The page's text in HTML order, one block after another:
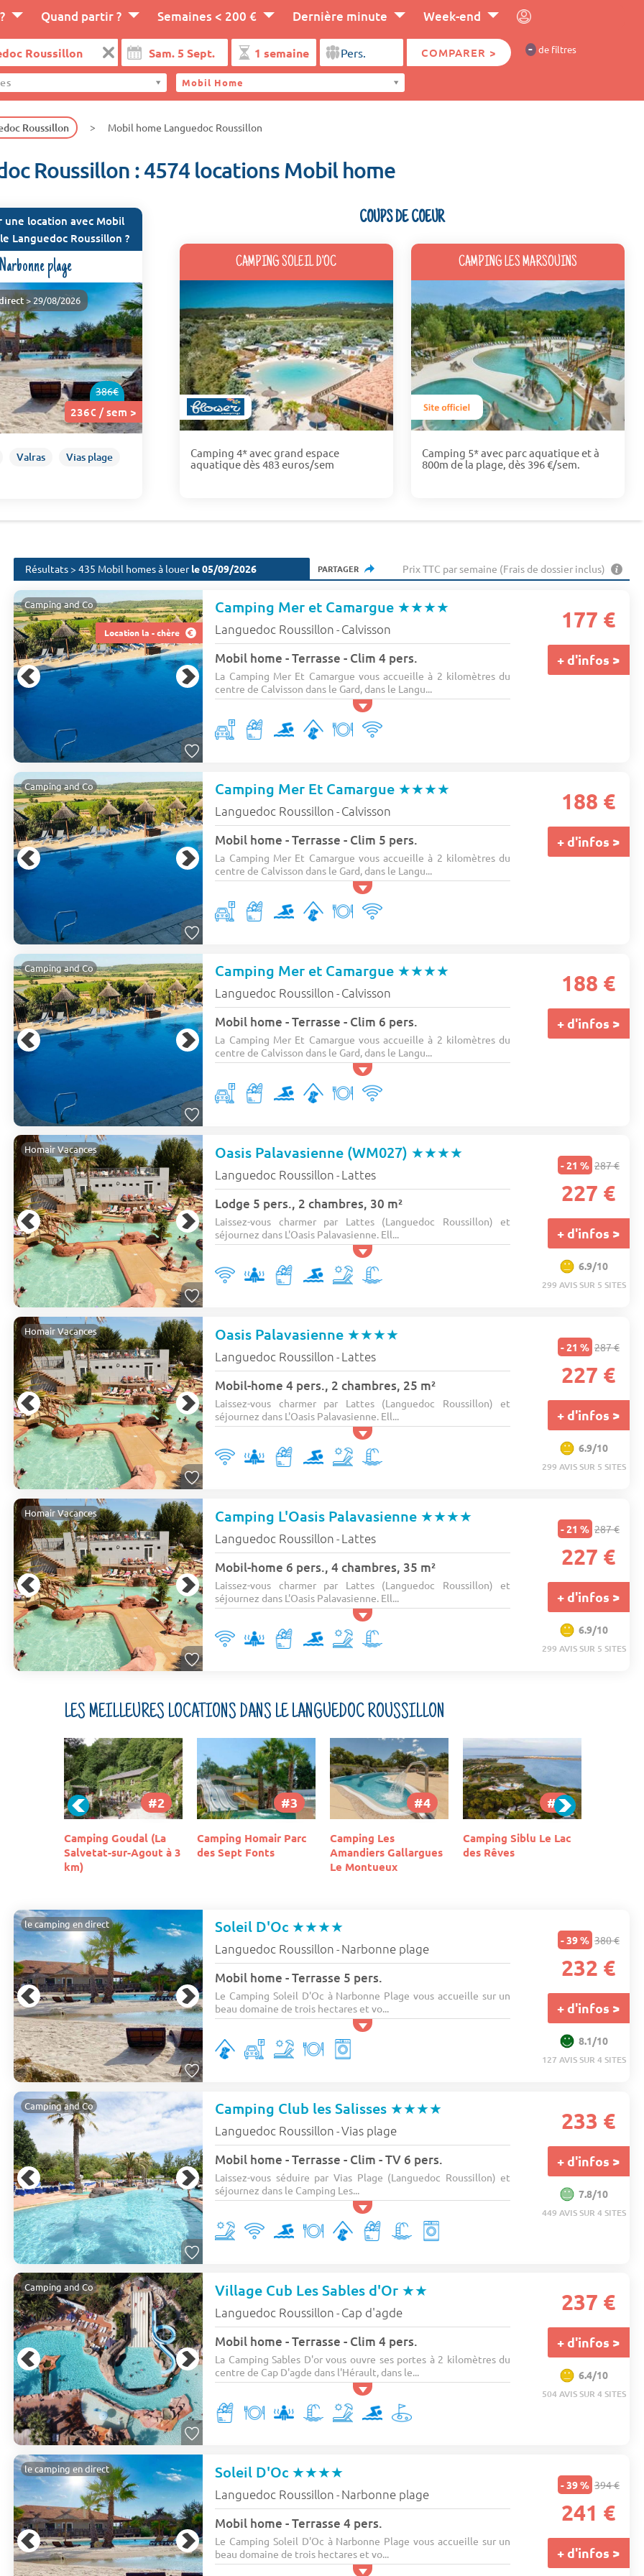
Quand partir ? Semaines < 200 € Dernière minute Week-end
COMPARER > - de filtres
Mobil Home
Roussillon Mobil home Languedoc Roussillon
Roussillon : 4574 locations Mobil home
une location avec Mobil
Languedoc Roussillon ?
Narbonne plage
386€
236€ / sem >
> 29/08/2026
Valras Vias plage
COUPS DE COEUR
CAMPING SOLEIL D'OC
Camping 4* avec grand espace
aquatique dès 483 euros/sem
CAMPING LES MARSOUINS
Camping 5* avec parc aquatique et à
800m de la plage, dès 396 €/sem.
Résultats > 435 Mobil homes à louerle 05/09/2026 PARTAGER Prix TTC par semaine (Frais de dossier inclus)
Location la - chère
Camping and Co Camping Mer et Camargue ★★★★
Languedoc Roussillon - Calvisson
Mobil home - Terrasse - Clim 4 pers.
La Camping Mer Et Camargue vous accueille à 2 kilomètres du
centre de Calvisson dans le Gard, dans le Langu...
177 €
+ d'infos >
Camping and Co Camping Mer Et Camargue ★★★★
Languedoc Roussillon - Calvisson
Mobil home - Terrasse - Clim 5 pers.
La Camping Mer Et Camargue vous accueille à 2 kilomètres du
centre de Calvisson dans le Gard, dans le Langu...
188 €
+ d'infos >
Camping and Co Camping Mer et Camargue ★★★★
Languedoc Roussillon - Calvisson
Mobil home - Terrasse - Clim 6 pers.
La Camping Mer Et Camargue vous accueille à 2 kilomètres du
centre de Calvisson dans le Gard, dans le Langu...
188 €
+ d'infos >
Homair Vacances Oasis Palavasienne (WM027) ★★★★
Languedoc Roussillon - Lattes
Lodge 5 pers., 2 chambres, 30 m²
Laissez-vous charmer par Lattes (Languedoc Roussillon) et
séjournez dans L'Oasis Palavasienne. Ell...
- 21 % 287 €
227 €
+ d'infos >
6.9/10
299 AVIS SUR 5 SITES
Homair Vacances Oasis Palavasienne ★★★★
Languedoc Roussillon - Lattes
Mobil-home 4 pers., 2 chambres, 25 m²
Laissez-vous charmer par Lattes (Languedoc Roussillon) et
séjournez dans L'Oasis Palavasienne. Ell...
- 21 % 287 €
227 €
+ d'infos >
6.9/10
299 AVIS SUR 5 SITES
Homair Vacances Camping L'Oasis Palavasienne ★★★★
Languedoc Roussillon - Lattes
Mobil-home 6 pers., 4 chambres, 35 m²
Laissez-vous charmer par Lattes (Languedoc Roussillon) et
séjournez dans L'Oasis Palavasienne. Ell...
- 21 % 287 €
227 €
+ d'infos >
6.9/10
299 AVIS SUR 5 SITES
LES MEILLEURES LOCATIONS DANS LE LANGUEDOC ROUSSILLON
(La
à 3
#3
Camping Homair Parc
des Sept Fonts
#4
Camping Les
Amandiers Gallargues
#5
Camping Siblu Le Lac
des Rêves
#6
Camping Les Sablons
le camping en direct Soleil D'Oc ★★★★
Languedoc Roussillon - Narbonne plage
Mobil home - Terrasse 5 pers.
Le Camping Soleil D'Oc à Narbonne Plage vous accueille sur un
beau domaine de trois hectares et vo...
- 39 % 380 €
232 €
+ d'infos >
8.1/10
127 AVIS SUR 4 SITES
Camping and Co Camping Club les Salisses ★★★★
Languedoc Roussillon -Vias plage
Mobil home - Terrasse - Clim - TV 6 pers.
Laissez-vous séduire par Vias Plage (Languedoc Roussillon) et
séjournez dans le Camping Les...
233 €
+ d'infos >
7.8/10
449 AVIS SUR 4 SITES
Camping and Co Village Cub Les Sables d'Or ★★
Languedoc Roussillon - Cap d'agde
Mobil home - Terrasse - Clim 4 pers.
La Camping Sables D'or vous ouvre ses portes à 2 kilomètres du
centre de Cap D'agde dans l'Hérault, dans le...
237 €
+ d'infos >
6.4/10
504 AVIS SUR 4 SITES
le camping en direct Soleil D'Oc ★★★★
Languedoc Roussillon - Narbonne plage
Mobil home - Terrasse 4 pers.
Le Camping Soleil D'Oc à Narbonne Plage vous accueille sur un
beau domaine de trois hectares et vo...
- 39 % 394 €
241 €
+ d'infos >